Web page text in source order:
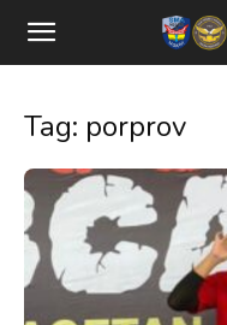
Tag: porprov